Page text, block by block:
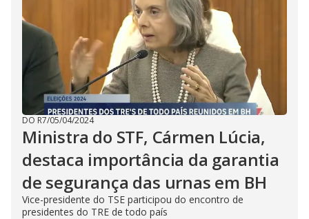
DO R7/05/04/2024
Ministra do STF, Cármen Lúcia,
destaca importância da garantia
de segurança das urnas em BH
Vice-presidente do TSE participou do encontro de
presidentes do TRE de todo país